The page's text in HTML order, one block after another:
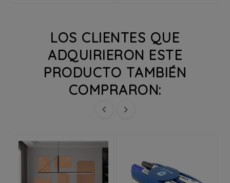
LOS CLIENTES QUE
ADQUIRIERON ESTE
PRODUCTO TAMBIÉN
COMPRARON:
 